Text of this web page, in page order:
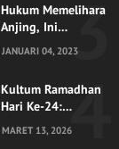
Hukum Memelihara
Anjing, Ini
Penjelasan Ulama
JANUARI 04, 2023
Kultum Ramadhan
Hari Ke-24:
Menjemput Husnul
Khatimah, Mengukir
MARET 13, 2026